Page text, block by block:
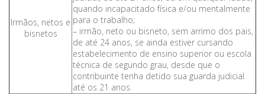
Irmãos, netos e
bisnetos
quando incapacitado física e/ou mentalmente
para o trabalho;
– irmão, neto ou bisneto, sem arrimo dos pais,
de até 24 anos, se ainda estiver cursando
estabelecimento de ensino superior ou escola
técnica de segundo grau, desde que o
contribuinte tenha detido sua guarda judicial
até os 21 anos.